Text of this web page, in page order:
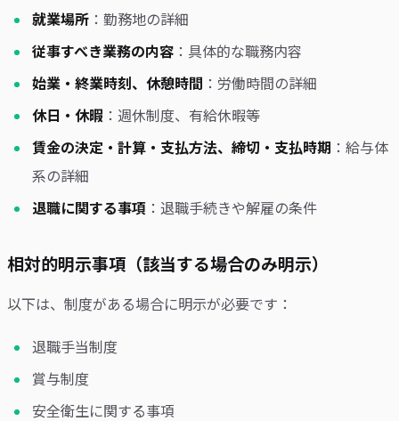
就業場所 ：勤務地の詳細
従事すべき業務の内容 ：具体的な職務内容
始業・終業時刻、休憩時間 ：労働時間の詳細
休日・休暇 ：週休制度、有給休暇等
賃金の決定・計算・支払方法、締切・支払時期 ：給与体
系の詳細
退職に関する事項 ：退職手続きや解雇の条件
相対的明示事項（該当する場合のみ明示）
以下は、制度がある場合に明示が必要です：
退職手当制度
賞与制度
安全衛生に関する事項